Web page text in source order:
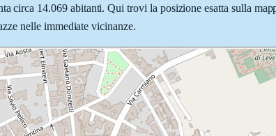
14.069 abitanti. Qui trovi la posizione esatta sulla
nelle immediate vicinanze.